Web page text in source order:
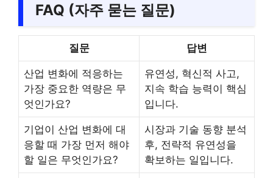
FAQ (자주 묻는 질문)
질문 답변
산업 변화에 적응하는
가장 중요한 역량은 무
엇인가요?
유연성, 혁신적 사고,
지속 학습 능력이 핵심
입니다.
기업이 산업 변화에 대
응할 때 가장 먼저 해야
할 일은 무엇인가요?
시장과 기술 동향 분석
후, 전략적 유연성을
확보하는 일입니다.